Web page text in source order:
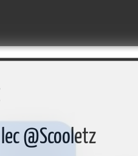
@Scooletz